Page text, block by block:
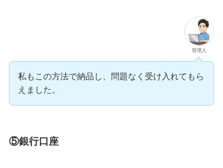
管理人
私もこの方法で納品し、問題なく受け入れてもら
えました。
⑤銀行口座